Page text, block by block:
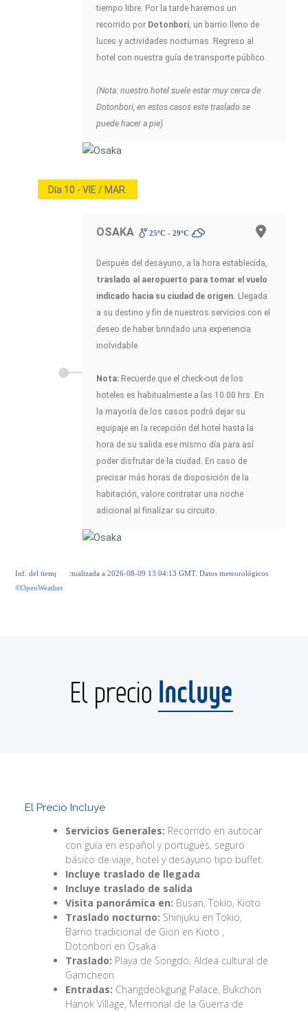
tiempo libre. Por la tarde haremos un
recorrido por Dotonbori, un barrio lleno de
luces y actividades nocturnas. Regreso al
hotel con nuestra guía de transporte público.
(Nota: nuestro hotel suele estar muy cerca de
Dotonbori, en estos casos este traslado se
puede hacer a pie)
Día 10 - VIE / MAR.
OSAKA 25ºC - 29ºC
Después del desayuno, a la hora establecida,
traslado al aeropuerto para tomar el vuelo
indicado hacia su ciudad de origen. Llegada
a su destino y fin de nuestros servicios con el
deseo de haber brindado una experiencia
inolvidable.
Nota: Recuerde que el check-out de los
hoteles es habitualmente a las 10.00 hrs. En
la mayoría de los casos podrá dejar su
equipaje en la recepción del hotel hasta la
hora de su salida ese mismo día para así
poder disfrutar de la ciudad. En caso de
precisar más horas de disposición de la
habitación, valore contratar una noche
adicional al finalizar su circuito.
Inf. del tiempo actualizada a 2026-08-09 13:04:13 GMT. Datos meteorológicos
©OpenWeather
El precio Incluye
El Precio Incluye
Servicios Generales: Recorrido en autocar
con guía en español y portugués, seguro
básico de viaje, hotel y desayuno tipo buffet.
Incluye traslado de llegada
Incluye traslado de salida
Visita panorámica en: Busan, Tokio, Kioto
Traslado nocturno: Shinjuku en Tokio,
Barrio tradicional de Gion en Kioto ,
Dotonbori en Osaka
Traslado: Playa de Songdo; Aldea cultural de
Gamcheon
Entradas: Changdeokgung Palace, Bukchon
Hanok Village, Memorial de la Guerra de